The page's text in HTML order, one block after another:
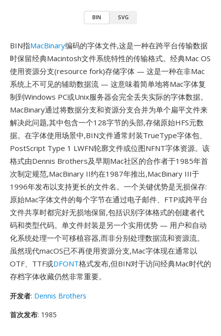
BIN SVG
BIN指MacBinary编码的字体文件,这是一种在跨平台传输数据
时保留经典Macintosh文件系统特性的传输格式。经典Mac OS
使用资源分支(resource fork)存储字体 — 这是一种在非Mac
系统上不可见的辅助数据流 — 这意味着简单地将Mac字体复
制到Windows PC或Unix服务器会完全丢失实际的字体数据。
MacBinary通过将数据分支和资源分支合并为单个扁平文件来
解决此问题,其中包含一个128字节的头部,存储原始HFS元数
据。在字体使用场景中,BIN文件通常封装TrueType字体包、
PostScript Type 1 LWFN轮廓文件或位图NFNT字体资源。该
格式由Dennis Brothers及早期Mac社区的合作者于1985年首
次制定规范,MacBinary II约在1987年推出,MacBinary III于
1996年发布以支持更长的文件名。一个关键优势是无损保存:
原始Mac字体文件的每个字节在通过电子邮件、FTP或跨平台
文件共享时都完好无损地保留,包括识别字体格式的创建者代
码和类型代码。单文件封装是另一个实用优势 — 用户和自动
化系统处理一个可移植容器,而非分别处理数据流和资源流。
虽然现代macOS已不再使用资源分支,Mac字体现在通常以
OTF、TTF或DFONT格式发布,但BIN对于访问经典Mac时代的
存档字体收藏仍然非常重要。
开发者: Dennis Brothers
首次发布: 1985